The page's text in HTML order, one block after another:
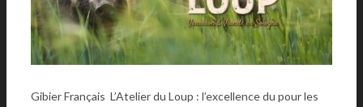
Gibier Français L’Atelier du Loup : l’excellence du pour les